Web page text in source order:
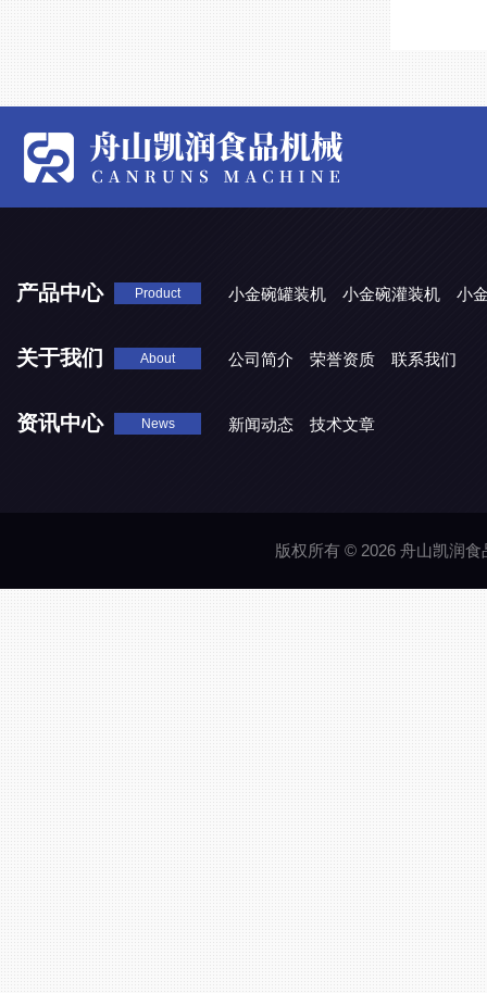
产品中心 Product 小金碗罐装机 小金碗灌装机 小
关于我们 About 公司简介 荣誉资质 联系我们
资讯中心 News 新闻动态 技术文章
版权所有 © 2026 舟山凯润